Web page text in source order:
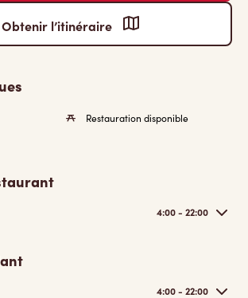
Obtenir l’itinéraire
Restauration disponible
4:00 - 22:00
4:00 - 22:00